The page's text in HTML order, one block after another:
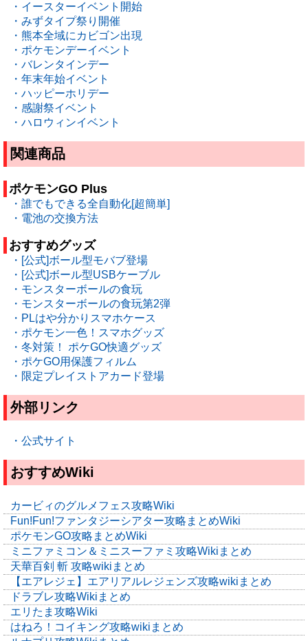
・イースターイベント開始
・みずタイプ祭り開催
・熊本全域にカビゴン出現
・ポケモンデーイベント
・バレンタインデー
・年末年始イベント
・ハッピーホリデー
・感謝祭イベント
・ハロウィンイベント
関連商品
ポケモンGO Plus
・誰でもできる全自動化[超簡単]
・電池の交換方法
おすすめグッズ
・[公式]ボール型モバブ登場
・[公式]ボール型USBケーブル
・モンスターボールの食玩
・モンスターボールの食玩第2弾
・PLはや分かりスマホケース
・ポケモン一色！スマホグッズ
・冬対策！ ポケGO快適グッズ
・ポケGO用保護フィルム
・限定プレイストアカード登場
外部リンク
・公式サイト
おすすめWiki
カービィのグルメフェス攻略Wiki
Fun!Fun!ファンタジーシアター攻略まとめWiki
ポケモンGO攻略まとめWiki
ミニファミコン＆ミニスーファミ攻略Wikiまとめ
天華百剣 斬 攻略wikiまとめ
【エアレジェ】エアリアルレジェンズ攻略wikiまとめ
ドラブレ攻略Wikiまとめ
エリたま攻略Wiki
はねろ！コイキング攻略wikiまとめ